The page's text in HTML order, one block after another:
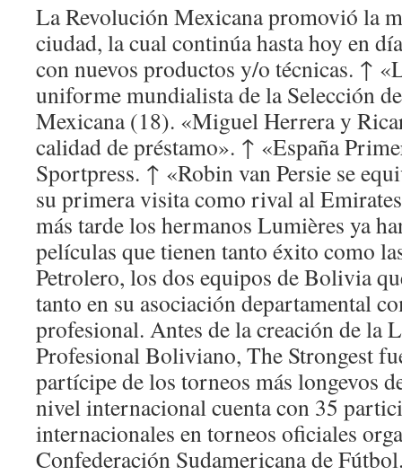
La Revolución Mexicana promovió la
ciudad, la cual continúa hasta hoy en
con nuevos productos y/o técnicas. ↑
uniforme mundialista de la Selección
Mexicana (18). «Miguel Herrera y
calidad de préstamo». ↑ «España
Sportpress. ↑ «Robin van Persie se
su primera visita como rival al
más tarde los hermanos Lumières ya
películas que tienen tanto éxito como
Petrolero, los dos equipos de Bolivia
tanto en su asociación departamental
profesional. Antes de la creación de la
Profesional Boliviano, The Strongest
partícipe de los torneos más longevos
nivel internacional cuenta con 35
internacionales en torneos oficiales
Confederación Sudamericana de